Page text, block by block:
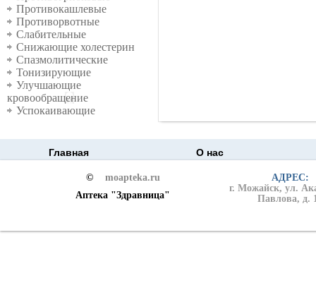
Противокашлевые
Противорвотные
Слабительные
Снижающие холестерин
Спазмолитические
Тонизирующие
Улучшающие
кровообращение
Успокаивающие
Главная О нас
©
moapteka.ru
Аптека "Здравница"
АДРЕС:
г. Можайск, ул.
Павлова, д.